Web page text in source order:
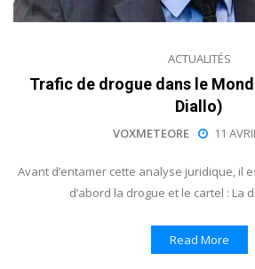
ACTUALITÉS
Trafic de drogue dans le
Diallo)
VOXMETEORE 11
Avant d’entamer cette analyse juridique, il
d’abord la drogue et le cartel : La
Read More